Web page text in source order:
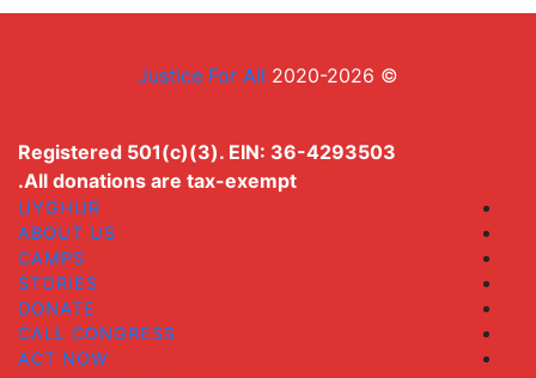
© 2020-2026
Justice For All
Registered 501(c)(3). EIN: 36-4293503
All donations are tax-exempt.
UYGHUR
ABOUT US
CAMPS
STORIES
DONATE
CALL CONGRESS
ACT NOW